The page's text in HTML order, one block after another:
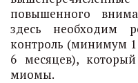
повышенного
здесь необходим
контроль (минимум 1
6 месяцев),
миомы.